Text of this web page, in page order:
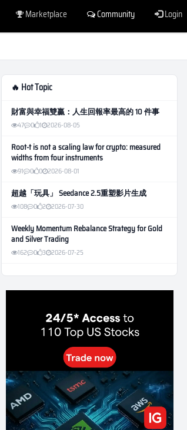
Marketplace Community Login
🔥 Hot Topic
財富與幸福雙贏：人生回報率最高的 10 件事
47 0 1 2026-08-05
Root-t is not a scaling law for crypto: measured
widths from four instruments
91 0 0 2026-08-01
超越「玩具」 Seedance 2.5重塑影片生成
108 0 2 2026-07-30
Weekly Momentum Rebalance Strategy for Gold
and Silver Trading
162 0 3 2026-07-25
AI and Volatility: Forecasting How Much a Market
인생에 반전 기회는 몇 번이나 올까? 한국 소년
주식신 몰락으로 본 레버리지와 인성의 게임
2026-07-21
Inside Trumps Trading Playbook: The Art of
Market Manipulation
0 2026-07-19
Making probabilistic model forecasts tamper-
evident (and why it changes evaluation)